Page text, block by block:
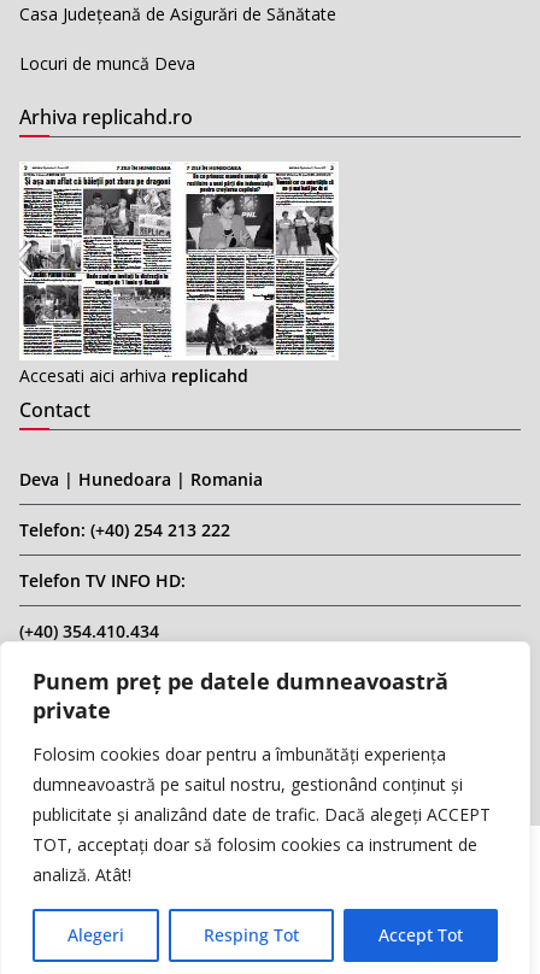
Punem preț pe datele dumneavoastră
private
Folosim cookies doar pentru a îmbunătăți experiența
dumneavoastră pe saitul nostru, gestionând conținut și
publicitate și analizând date de trafic. Dacă alegeți ACCEPT
TOT, acceptați doar să folosim cookies ca instrument de
analiză. Atât!
Alegeri Resping Tot Accept Tot
Casa Județeană de Asigurări de Sănătate
Locuri de muncă Deva
Arhiva replicahd.ro
Accesati aici arhiva replicahd
Contact
Deva | Hunedoara | Romania
Telefon: (+40) 254 213 222
Telefon TV INFO HD:
(+40) 354.410.434
Email: infohd20@gmail.com
Website: www.replicahd.ro